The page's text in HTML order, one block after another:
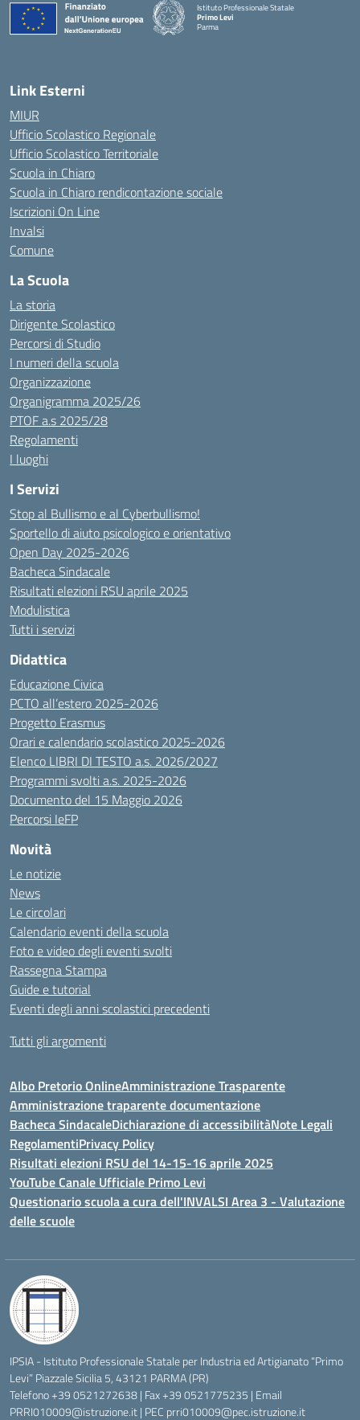
Istituto Professionale Statale
Primo Levi
Parma
Link Esterni
MIUR
Ufficio Scolastico Regionale
Ufficio Scolastico Territoriale
Scuola in Chiaro
Scuola in Chiaro rendicontazione sociale
Iscrizioni On Line
Invalsi
Comune
La Scuola
La storia
Dirigente Scolastico
Percorsi di Studio
I numeri della scuola
Organizzazione
Organigramma 2025/26
PTOF a.s 2025/28
Regolamenti
I luoghi
I Servizi
Stop al Bullismo e al Cyberbullismo!
Sportello di aiuto psicologico e orientativo
Open Day 2025-2026
Bacheca Sindacale
Risultati elezioni RSU aprile 2025
Modulistica
Tutti i servizi
Didattica
Educazione Civica
PCTO all’estero 2025-2026
Progetto Erasmus
Orari e calendario scolastico 2025-2026
Elenco LIBRI DI TESTO a.s. 2026/2027
Programmi svolti a.s. 2025-2026
Documento del 15 Maggio 2026
Percorsi IeFP
Novità
Le notizie
News
Le circolari
Calendario eventi della scuola
Foto e video degli eventi svolti
Rassegna Stampa
Guide e tutorial
Eventi degli anni scolastici precedenti
Tutti gli argomenti
Albo Pretorio OnlineAmministrazione Trasparente
Amministrazione traparente documentazione
Bacheca SindacaleDichiarazione di accessibilitàNote Legali
RegolamentiPrivacy Policy
Risultati elezioni RSU del 14-15-16 aprile 2025
YouTube Canale Ufficiale Primo Levi
Questionario scuola a cura dell'INVALSI Area 3 - Valutazione
delle scuole
IPSIA - Istituto Professionale Statale per Industria ed Artigianato “Primo
Levi” Piazzale Sicilia 5, 43121 PARMA (PR)
Telefono +39 0521272638 | Fax +39 0521775235 | Email
PRRI010009@istruzione.it| PEC prri010009@pec.istruzione.it